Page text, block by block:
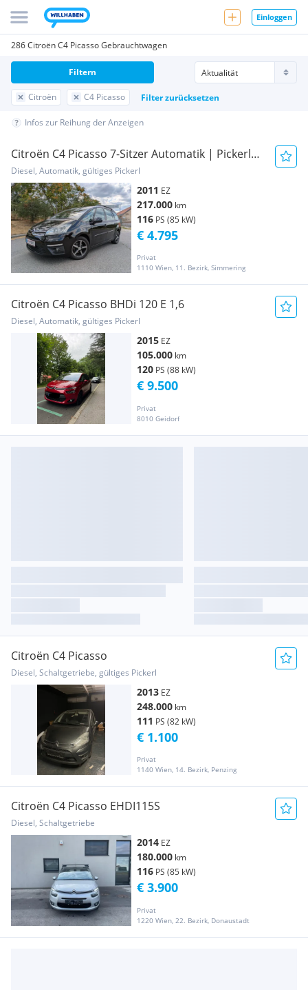
Einloggen
286 Citroën C4 Picasso Gebrauchtwagen
Citroën C4 Picasso Filter zurücksetzen
Filtern
Infos zur Reihung der Anzeigen
Citroën C4 Picasso 7-Sitzer Automatik | Pickerl
NEU | Facelift
Diesel, Automatik, gültiges Pickerl
2011 EZ
217.000 km
116 PS (85 kW)
Privat
1110 Wien, 11. Bezirk, Simmering
€ 4.795
Citroën C4 Picasso BHDi 120 E 1,6
Diesel, Automatik, gültiges Pickerl
2015 EZ
105.000 km
120 PS (88 kW)
Privat
8010 Geidorf
€ 9.500
Citroën C4 Picasso
Diesel, Schaltgetriebe, gültiges Pickerl
2013 EZ
248.000 km
111 PS (82 kW)
Privat
1140 Wien, 14. Bezirk, Penzing
€ 1.100
Citroën C4 Picasso EHDI115S
Diesel, Schaltgetriebe
2014 EZ
180.000 km
116 PS (85 kW)
Privat
1220 Wien, 22. Bezirk, Donaustadt
€ 3.900